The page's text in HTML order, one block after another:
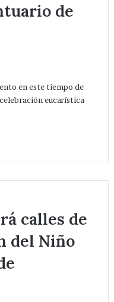
de
en este tiempo de
eucarística
calles de
del Niño